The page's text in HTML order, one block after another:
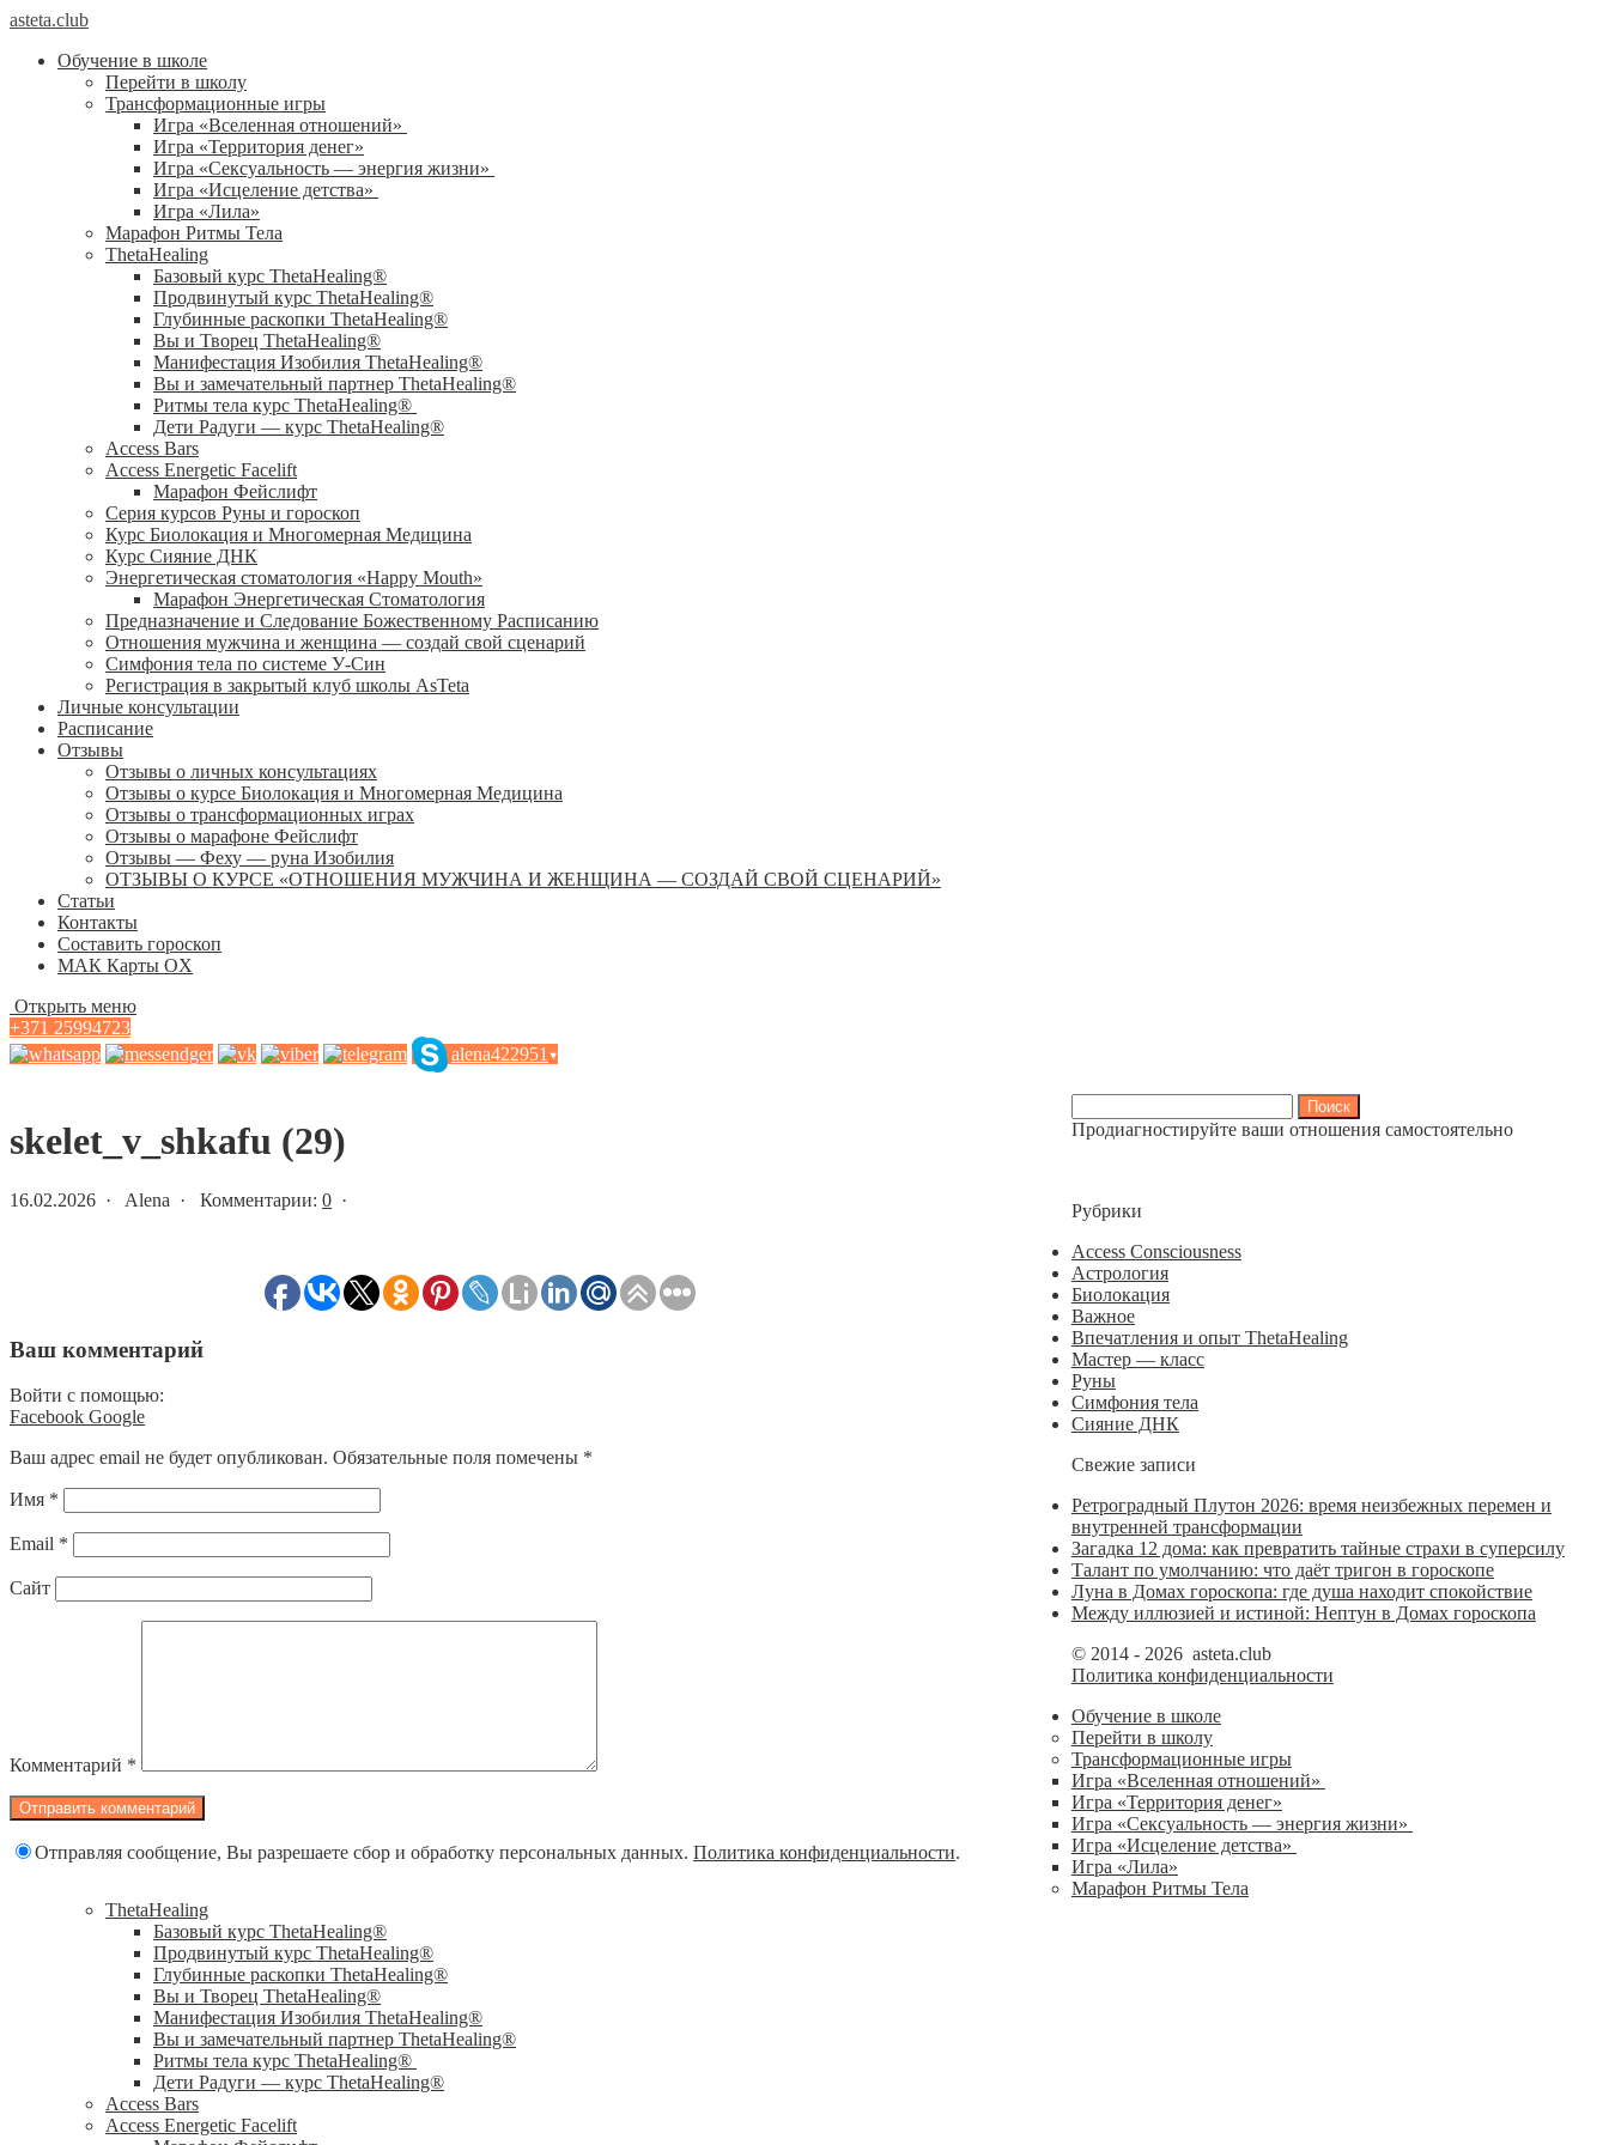
asteta.club
Обучение в школе
Перейти в школу
Трансформационные игры
Игра «Вселенная отношений»
Игра «Территория денег»
Игра «Сексуальность — энергия жизни»
Игра «Исцеление детства»
Игра «Лила»
Марафон Ритмы Тела
ThetaHealing
Базовый курс ThetaHealing®
Продвинутый курс ThetaHealing®
Глубинные раскопки ThetaHealing®
Вы и Творец ThetaHealing®
Манифестация Изобилия ThetaHealing®
Вы и замечательный партнер ThetaHealing®
Ритмы тела курс ThetaHealing®
Дети Радуги — курс ThetaHealing®
Access Bars
Access Energetic Facelift
Марафон Фейслифт
Серия курсов Руны и гороскоп
Курс Биолокация и Многомерная Медицина
Курс Сияние ДНК
Энергетическая стоматология «Happy Mouth»
Марафон Энергетическая Cтоматология
Предназначение и Следование Божественному Расписанию
Отношения мужчина и женщина — создай свой сценарий
Симфония тела по системе У-Син
Регистрация в закрытый клуб школы AsTeta
Личные консультации
Расписание
Отзывы
Отзывы о личных консультациях
Отзывы о курсе Биолокация и Многомерная Медицина
Отзывы о трансформационных играх
Отзывы о марафоне Фейслифт
Отзывы — Феху — руна Изобилия
ОТЗЫВЫ О КУРСЕ «ОТНОШЕНИЯ МУЖЧИНА И ЖЕНЩИНА — СОЗДАЙ СВОЙ СЦЕНАРИЙ»
Статьи
Контакты
Составить гороскоп
МАК Карты OХ
Открыть меню
+371 25994723
alena422951 ▾
skelet_v_shkafu (29)
16.02.2026 · Alena · Комментарии: 0 ·
Ваш комментарий
Войти с помощью:
Facebook Google
Ваш адрес email не будет опубликован. Обязательные поля помечены *
Имя *
Email *
Сайт
Комментарий *
Отправляя сообщение, Вы разрешаете сбор и обработку персональных данных. Политика конфиденциальности.
Продиагностируйте ваши отношения самостоятельно
Рубрики
Access Consciousness
Астрология
Биолокация
Важное
Впечатления и опыт ThetaHealing
Мастер — класс
Руны
Симфония тела
Сияние ДНК
Свежие записи
Ретроградный Плутон 2026: время неизбежных перемен и
внутренней трансформации
Загадка 12 дома: как превратить тайные страхи в суперсилу
Талант по умолчанию: что даёт тригон в гороскопе
Луна в Домах гороскопа: где душа находит спокойствие
Между иллюзией и истиной: Нептун в Домах гороскопа
© 2014 - 2026 asteta.club
Политика конфиденциальности
Обучение в школе
Перейти в школу
Трансформационные игры
Игра «Вселенная отношений»
Игра «Территория денег»
Игра «Сексуальность — энергия жизни»
Игра «Исцеление детства»
Игра «Лила»
Марафон Ритмы Тела
ThetaHealing
Базовый курс ThetaHealing®
Продвинутый курс ThetaHealing®
Глубинные раскопки ThetaHealing®
Вы и Творец ThetaHealing®
Манифестация Изобилия ThetaHealing®
Вы и замечательный партнер ThetaHealing®
Ритмы тела курс ThetaHealing®
Дети Радуги — курс ThetaHealing®
Access Bars
Access Energetic Facelift